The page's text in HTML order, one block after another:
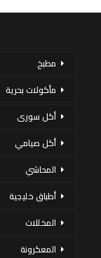
مطبخ
مأكولات بحرية
أكل سورى
أكل صيامي
المحاشي
أطباق خليجية
المخللات
المعكرونة